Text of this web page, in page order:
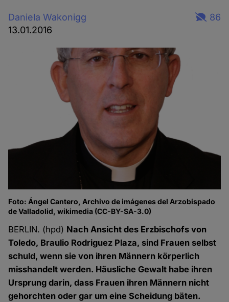
Daniela Wakonigg
13.01.2016
86
Foto: Ángel Cantero, Archivo de imágenes del Arzobispado
de Valladolid, wikimedia (CC-BY-SA-3.0)
BERLIN. (hpd) Nach Ansicht des Erzbischofs von
Toledo, Braulio Rodriguez Plaza, sind Frauen selbst
schuld, wenn sie von ihren Männern körperlich
misshandelt werden. Häusliche Gewalt habe ihren
Ursprung darin, dass Frauen ihren Männern nicht
gehorchten oder gar um eine Scheidung bäten.